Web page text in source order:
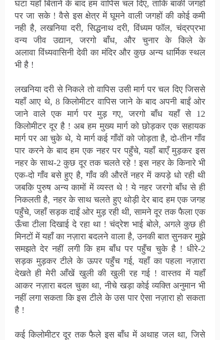
घंटा यहाँ बिताने के बाद हम वापिस चल दिए, ताकि बाकी जगहों
पर जा सके ! वैसे इस क्षेत्र में घूमने वाली जगहों की कोई कमी
नही है, लखनिया दरी, सिद्धनाथ दरी,विंध्यम फॉल,चंद्रप्रभा
वन्य जीव उद्यान, जरगो बाँध, और चुनार के किले के
अलावाविंध्यवासिनी देवी का मंदिरऔरकुछअन्यधार्मिक स्थल
भी है !
लखनिया दरी से निकले तो वापिस उसी मार्ग पर चल दिए जिससे
यहाँ आए थे, 8 किलोमीटर वापिस जाने के बाद अपनी बाईं ओर
जाने वाले एक मार्ग पर मुड़ गए, जरगो बाँध यहाँ से 12
किलोमीटर दूर है !अब हम मुख्य मार्ग को छोड़कर एक सहायक
मार्ग पर आ चुके थे, ये मार्ग कई गाँवों को जोड़ता है, दो-तीन गाँव
पार करने के बाद हम एक नहर पर पहुँचे, यहाँ बाएँ मुड़कर इस
नहर के साथ-2 कुछ दूर तक चलते रहे ! इस नहर के किनारे भी
एक-दो गाँव बसे हुए है, गाँव की औरतें नहर में कपड़े धो रही थी
जबकि पुरुष अन्य कामों में व्यस्त थे ! ये नहर जरगो बाँध से ही
निकलती है, नहर के साथ चलते हुए थोड़ी देर बाद हम एक जगह
पहुँचे, जहाँ सड़क दाईं ओर मुड़ रही थी, सामने दूर तक फैला एक
ऊँचा टीला दिखाई दे रहा था ! चंद्रेश भाई बोले, अगले कुछ ही
मिनटों में यहाँ का नज़ारा बदलने वाला है, उनकी बात सुनकर मुझे
समझते देर नहीं लगी कि हम बाँध पर पहुँच चुके है ! धीरे-2
सड़क मुड़कर टीले के ऊपर पहुँच गई, यहाँ का पहला नज़ारा
देखते ही मेरी आँखें खुली की खुली रह गई ! वास्तव में यहाँ
आकर नज़ारा बदल चुका था, नीचे खड़ा कोई व्यक्ति अनुमान भी
नहीं लगा सकता कि इस टीले के उस पार ऐसा नज़ारा हो सकता
है !
कई किलोमीटर दूर तक फैले इस बाँध में अथाह जल था, जिसे